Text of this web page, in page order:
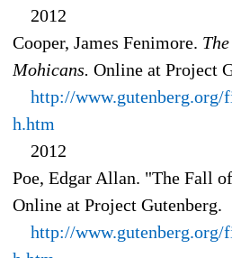
2012
Cooper, James Fenimore.
Mohicans. Online at Project
http://www.gutenberg.org/
h.htm
2012
Poe, Edgar Allan. "The Fall
Online at Project Gutenberg.
http://www.gutenberg.org/